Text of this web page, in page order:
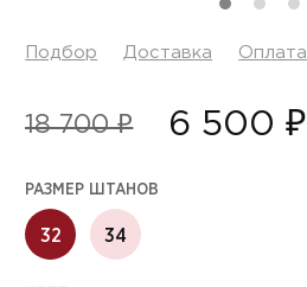
Подбор Доставка Оплата
18 700 ₽ 6 500 ₽
РАЗМЕР ШТАНОВ
32 34